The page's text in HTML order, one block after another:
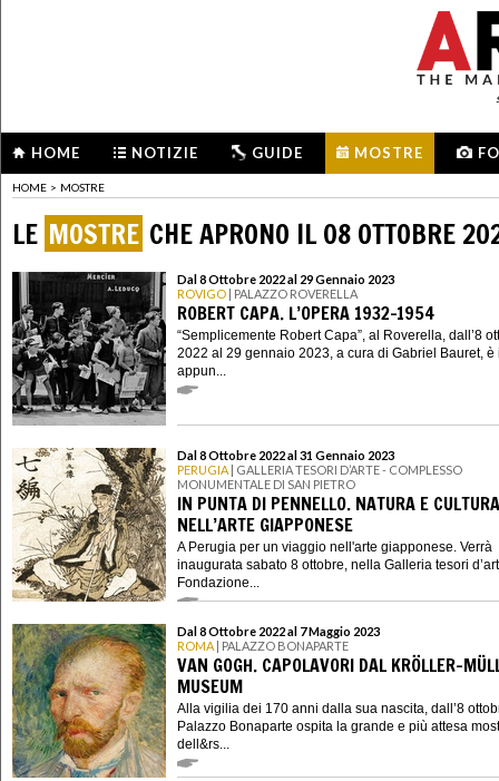
HOME NOTIZIE GUIDE MOSTRE
HOME > MOSTRE
LE MOSTRE CHE APRONO IL 08 OTTOBRE
Dal 8 Ottobre 2022 al 29 Gennaio 2023
ROVIGO | PALAZZO ROVERELLA
ROBERT CAPA. L’OPERA 1932-1954
“Semplicemente Robert Capa”, al Roverella, dall’8
2022 al 29 gennaio 2023, a cura di Gabriel Bauret, è
appun...
Dal 8 Ottobre 2022 al 31 Gennaio 2023
PERUGIA | GALLERIA TESORI D’ARTE - COMPLESSO
MONUMENTALE DI SAN PIETRO
IN PUNTA DI PENNELLO. NATURA E CULTURA
NELL’ARTE GIAPPONESE
A Perugia per un viaggio nell'arte giapponese. Verrà
inaugurata sabato 8 ottobre, nella Galleria tesori
Fondazione...
Dal 8 Ottobre 2022 al 7 Maggio 2023
ROMA | PALAZZO BONAPARTE
VAN GOGH. CAPOLAVORI DAL KRÖLLER-
MUSEUM
Alla vigilia dei 170 anni dalla sua nascita, dall’8
Palazzo Bonaparte ospita la grande e più attesa
dell&rs...